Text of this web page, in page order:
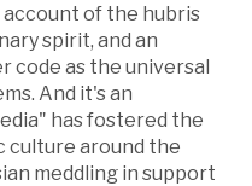
of the hubris
spirit, and an
code as the universal
And it's an
has fostered the
around the
meddling in support